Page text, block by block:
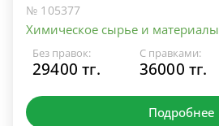
№ 105377
Химическое сырье и материалы
Без правок:
29400 тг.
С правками:
36000 тг.
Подробнее